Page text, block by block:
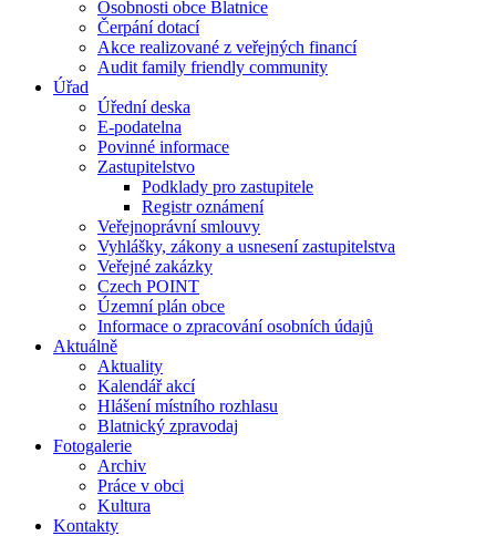
Osobnosti obce Blatnice
Čerpání dotací
Akce realizované z veřejných financí
Audit family friendly community
Úřad
Úřední deska
E-podatelna
Povinné informace
Zastupitelstvo
Podklady pro zastupitele
Registr oznámení
Veřejnoprávní smlouvy
Vyhlášky, zákony a usnesení zastupitelstva
Veřejné zakázky
Czech POINT
Územní plán obce
Informace o zpracování osobních údajů
Aktuálně
Aktuality
Kalendář akcí
Hlášení místního rozhlasu
Blatnický zpravodaj
Fotogalerie
Archiv
Práce v obci
Kultura
Kontakty